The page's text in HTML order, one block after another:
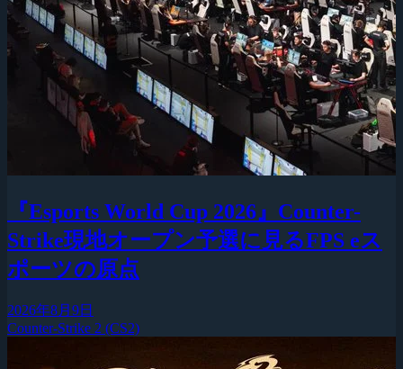
『Esports World Cup 2026』Counter-
Strike現地オープン予選に見るFPS eス
ポーツの原点
2026年8月9日
Counter-Strike 2 (CS2)